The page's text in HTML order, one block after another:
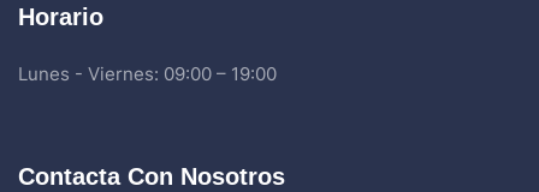
Horario
Lunes - Viernes: 09:00 – 19:00
Contacta Con Nosotros